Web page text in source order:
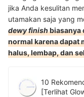
jika Anda kesulitan
utamakan saja yang
dewy finishbiasanya
normal karena dapat
halus, lembap, dan
10 Rekomendasi Bedak untuk Kulit
[Terlihat